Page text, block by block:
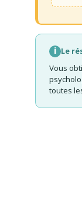
i Le
Vous
toutes